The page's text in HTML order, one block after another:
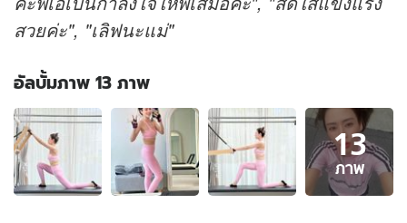
สวยค่ะ", "เลิฟนะแม่"
อัลบั้มภาพ 13 ภาพ
อัลบั้ม
ภาพ
13
ภาพ
ของ
13
ภาพ